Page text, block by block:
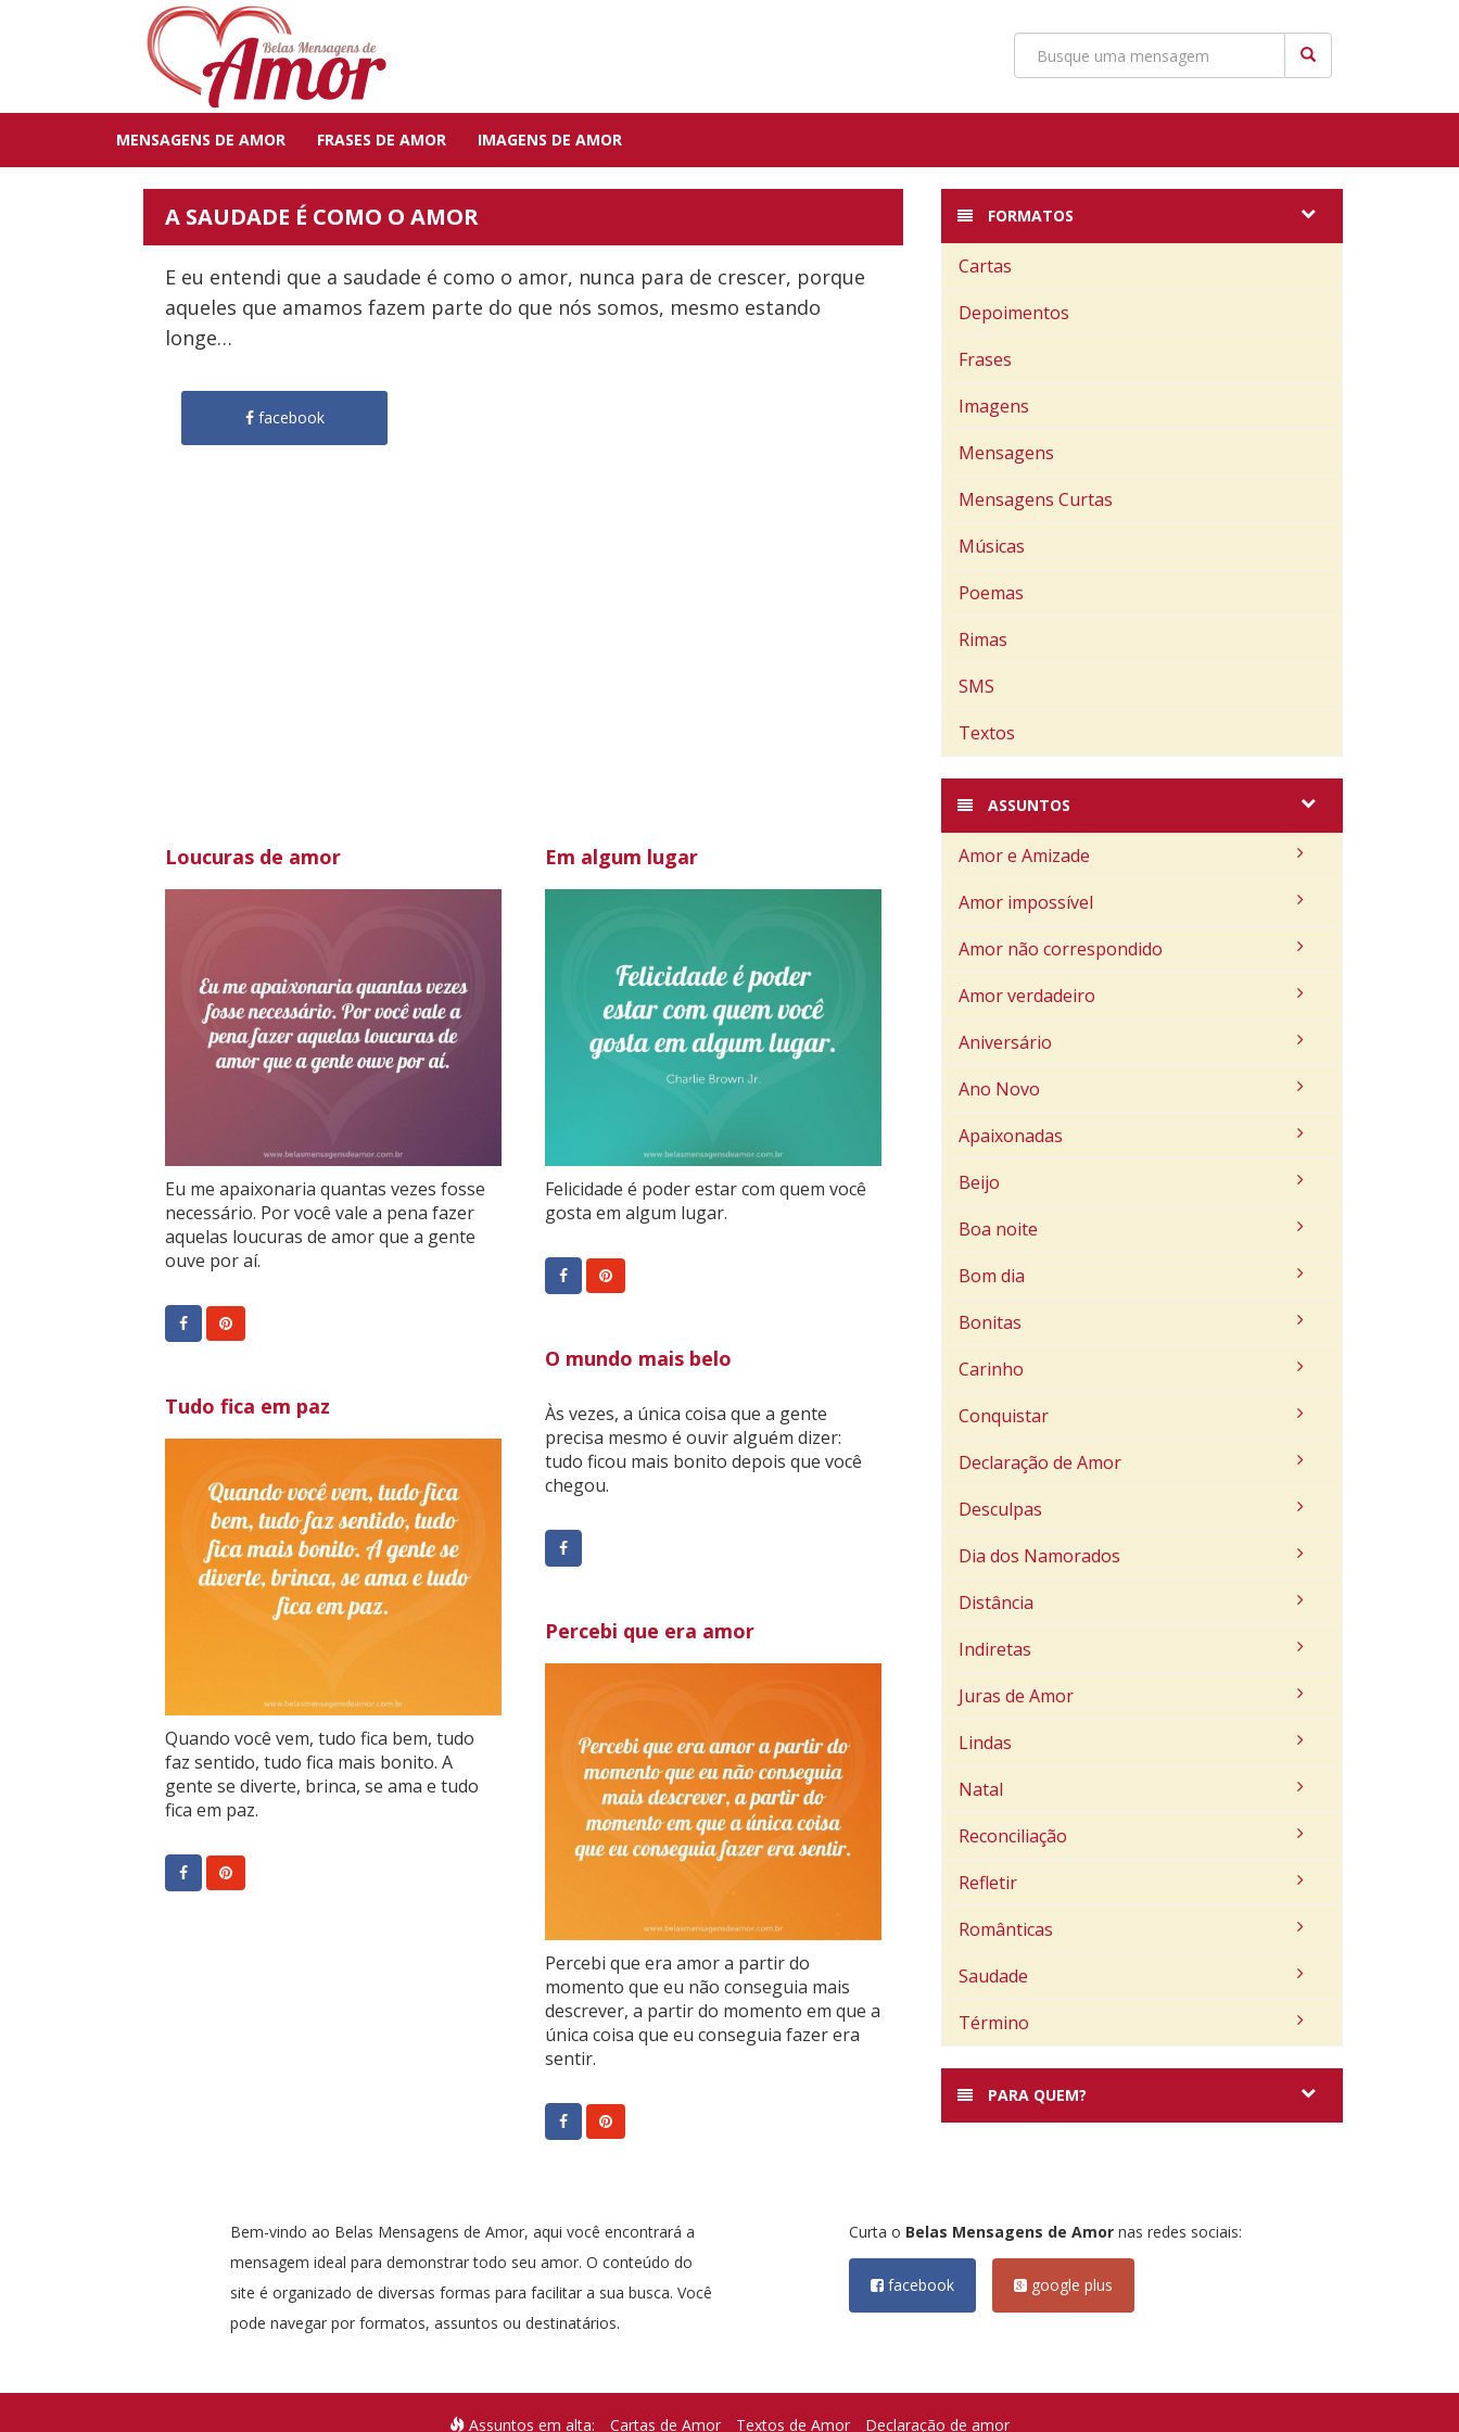
MENSAGENS DE AMOR FRASES DE AMOR IMAGENS DE AMOR
A SAUDADE É COMO O AMOR
E eu entendi que a saudade é como o amor, nunca para de crescer, porque
aqueles que amamos fazem parte do que nós somos, mesmo estando
longe…
facebook
Loucuras de amor
Eu me apaixonaria quantas vezes fosse
necessário. Por você vale a pena fazer
aquelas loucuras de amor que a gente
ouve por aí.
Em algum lugar
Felicidade é poder estar com quem você
gosta em algum lugar.
O mundo mais belo
Às vezes, a única coisa que a gente
precisa mesmo é ouvir alguém dizer:
tudo ficou mais bonito depois que você
chegou.
Tudo fica em paz
Quando você vem, tudo fica bem, tudo
faz sentido, tudo fica mais bonito. A
gente se diverte, brinca, se ama e tudo
fica em paz.
Percebi que era amor
Percebi que era amor a partir do
momento que eu não conseguia mais
descrever, a partir do momento em que a
única coisa que eu conseguia fazer era
sentir.
FORMATOS
Cartas
Depoimentos
Frases
Imagens
Mensagens
Mensagens Curtas
Músicas
Poemas
Rimas
SMS
Textos
ASSUNTOS
Amor e Amizade
Amor impossível
Amor não correspondido
Amor verdadeiro
Aniversário
Ano Novo
Apaixonadas
Beijo
Boa noite
Bom dia
Bonitas
Carinho
Conquistar
Declaração de Amor
Desculpas
Dia dos Namorados
Distância
Indiretas
Juras de Amor
Lindas
Natal
Reconciliação
Refletir
Românticas
Saudade
Término
PARA QUEM?
Bem-vindo ao Belas Mensagens de Amor, aqui você encontrará a
mensagem ideal para demonstrar todo seu amor. O conteúdo do
site é organizado de diversas formas para facilitar a sua busca. Você
pode navegar por formatos, assuntos ou destinatários.
Curta o Belas Mensagens de Amor nas redes sociais:
facebook google plus
Assuntos em alta: Cartas de Amor Textos de Amor Declaração de amor